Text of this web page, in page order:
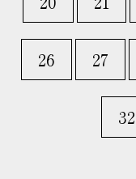
26 27
32